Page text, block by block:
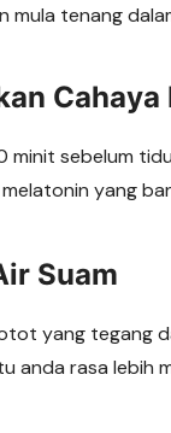
mula tenang
Cahaya
minit sebelum
yang
Suam
yang tegang
anda rasa lebih